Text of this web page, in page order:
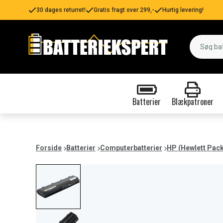
30 dages returret! Gratis fragt over 299,- Hurtig levering!
Batterier Blækpatroner
Forside Batterier Computerbatterier HP (Hewlett